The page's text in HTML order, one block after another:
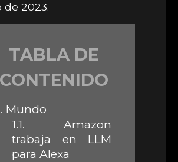
de 2023.
TABLA DE
CONTENIDO
Mundo
1.1. Amazon
trabaja en LLM
para Alexa